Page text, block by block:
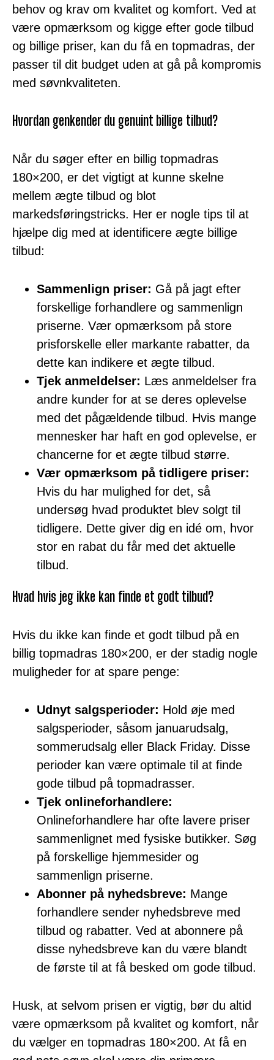
behov og krav om kvalitet og komfort. Ved at
være opmærksom og kigge efter gode tilbud
og billige priser, kan du få en topmadras, der
passer til dit budget uden at gå på kompromis
med søvnkvaliteten.
Hvordan genkender du genuint billige tilbud?
Når du søger efter en billig topmadras
180×200, er det vigtigt at kunne skelne
mellem ægte tilbud og blot
markedsføringstricks. Her er nogle tips til at
hjælpe dig med at identificere ægte billige
tilbud:
Sammenlign priser: Gå på jagt efter
forskellige forhandlere og sammenlign
priserne. Vær opmærksom på store
prisforskelle eller markante rabatter, da
dette kan indikere et ægte tilbud.
Tjek anmeldelser: Læs anmeldelser fra
andre kunder for at se deres oplevelse
med det pågældende tilbud. Hvis mange
mennesker har haft en god oplevelse, er
chancerne for et ægte tilbud større.
Vær opmærksom på tidligere priser:
Hvis du har mulighed for det, så
undersøg hvad produktet blev solgt til
tidligere. Dette giver dig en idé om, hvor
stor en rabat du får med det aktuelle
tilbud.
Hvad hvis jeg ikke kan finde et godt tilbud?
Hvis du ikke kan finde et godt tilbud på en
billig topmadras 180×200, er der stadig nogle
muligheder for at spare penge:
Udnyt salgsperioder: Hold øje med
salgsperioder, såsom januarudsalg,
sommerudsalg eller Black Friday. Disse
perioder kan være optimale til at finde
gode tilbud på topmadrasser.
Tjek onlineforhandlere:
Onlineforhandlere har ofte lavere priser
sammenlignet med fysiske butikker. Søg
på forskellige hjemmesider og
sammenlign priserne.
Abonner på nyhedsbreve: Mange
forhandlere sender nyhedsbreve med
tilbud og rabatter. Ved at abonnere på
disse nyhedsbreve kan du være blandt
de første til at få besked om gode tilbud.
Husk, at selvom prisen er vigtig, bør du altid
være opmærksom på kvalitet og komfort, når
du vælger en topmadras 180×200. At få en